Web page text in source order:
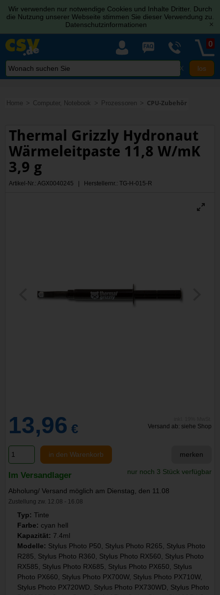
Wir verwenden nur notwendige Cookies und Inhalte Dritter. Durch
die Nutzung unserer Webseite stimmen Sie dieser Verwendung zu.
Datenschutzinformationen
[x]
X
0
Home Computer, Notebook Prozessoren CPU-Zubehör
Thermal Grizzly Hydronaut
Wärmeleitpaste 11,8 W/mK
3,9 g
Artikel-Nr.: AGX0040245 | Herstellernr.: TG-H-015-R
13,96 € Versand ab: siehe Shop
in den Warenkorb merken
Im Versandlager nur noch 3 Stück verfügbar
Abholung/ Versand möglich am Dienstag, den 11.08
Zustellung zw. 12.08 - 16.08
Typ: Tinte
Farbe: cyan hell
Kapazität: 7.4ml
Modelle: Stylus Photo P50, Stylus Photo R265, Stylus Photo
R285, Stylus Photo R360, Stylus Photo RX560, Stylus Photo
RX585, Stylus Photo RX685, Stylus Photo PX650, Stylus
Photo PX660, Stylus Photo PX700W, Stylus Photo PX710W,
Stylus Photo PX720WD, Stylus Photo PX730WD, Stylus Photo